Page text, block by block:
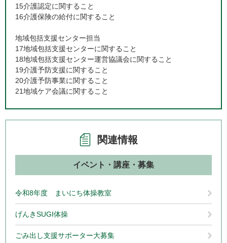
15介護認定に関すること
16介護保険の給付に関すること
地域包括支援センター担当
17地域包括支援センターに関すること
18地域包括支援センター運営協議会に関すること
19介護予防支援に関すること
20介護予防事業に関すること
21地域ケア会議に関すること
関連情報
イベント・講座・募集
令和8年度 まいにち体操教室
げんきSUGI体操
ごみ出し支援サポーター大募集